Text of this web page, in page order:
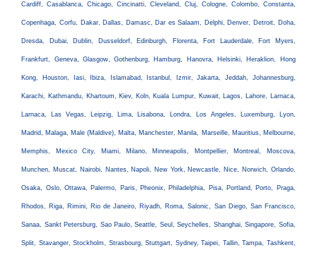
Cardiff, Casablanca, Chicago, Cincinatti, Cleveland, Cluj, Cologne, Colombo, Constanta,
Copenhaga, Corfu, Dakar, Dallas, Damasc, Dar es Salaam, Delphi, Denver, Detroit, Doha,
Dresda, Dubai, Dublin, Dusseldorf, Edinburgh, Florenta, Fort Lauderdale, Fort Myers,
Frankfurt, Geneva, Glasgow, Gothenburg, Hamburg, Hanovra, Helsinki, Heraklion, Hong
Kong, Houston, Iasi, Ibiza, Islamabad, Istanbul, Izmir, Jakarta, Jeddah, Johannesburg,
Karachi, Kathmandu, Khartoum, Kiev, Koln, Kuala Lumpur, Kuwait, Lagos, Lahore, Larnaca,
Larnaca, Las Vegas, Leipzig, Lima, Lisabona, Londra, Los Angeles, Luxemburg, Lyon,
Madrid, Malaga, Male (Maldive), Malta, Manchester, Manila, Marseille, Mauritius, Melbourne,
Memphis, Mexico City, Miami, Milano, Minneapolis, Montpellier, Montreal, Moscova,
Munchen, Muscat, Nairobi, Nantes, Napoli, New York, Newcastle, Nice, Norwich, Orlando,
Osaka, Oslo, Ottawa, Palermo, Paris, Pheonix, Philadelphia, Pisa, Portland, Porto, Praga,
Rhodos, Riga, Rimini, Rio de Janeiro, Riyadh, Roma, Salonic, San Diego, San Francisco,
Sanaa, Sankt Petersburg, Sao Paulo, Seattle, Seul, Seychelles, Shanghai, Singapore, Sofia,
Split, Stavanger, Stockholm, Strasbourg, Stuttgart, Sydney, Taipei, Tallin, Tampa, Tashkent,